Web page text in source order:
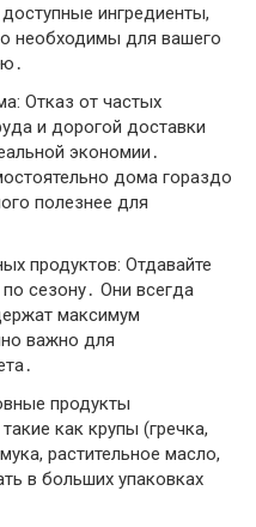
ингредиенты,
необходимы для вашего
Отказ от частых
и дорогой доставки
экономии․
дома гораздо
полезнее для
продуктов: Отдавайте
сезону․ Они всегда
максимум
важно для
продукты
как крупы (гречка,
растительное масло,
в больших упаковках